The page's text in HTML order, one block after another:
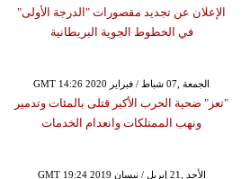
الإعلان عن تجديد مقصورات "الدرجة الأولى"
في الخطوط الجوية البريطانية
GMT 14:26 2020 الجمعة ,07 شباط / فبراير
"تعز" ضحية الحرب الأكبر قتلى بالمئات وتدمير
ونهب الممتلكات وانعدام الخدمات
GMT 19:24 2019 الأحد ,21 إبريل / نيسان